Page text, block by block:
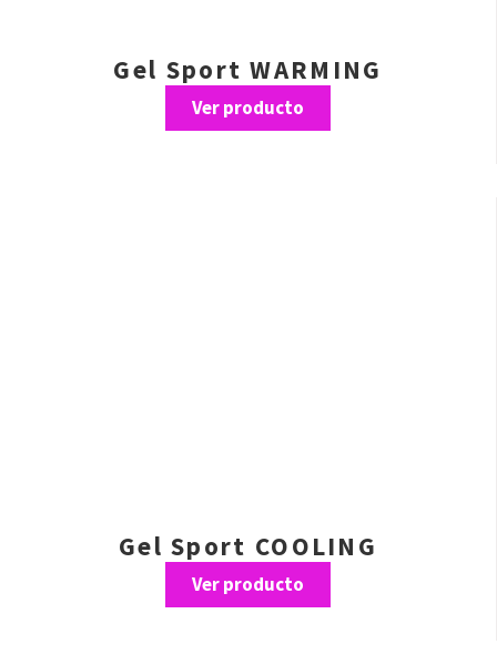
Gel Sport WARMING
Ver producto
Gel Sport COOLING
Ver producto